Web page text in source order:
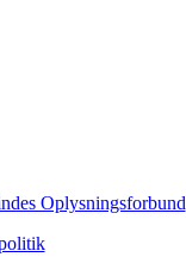
Oplysningsforbund